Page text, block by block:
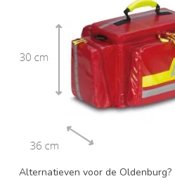
Alternatieven voor de Oldenburg?